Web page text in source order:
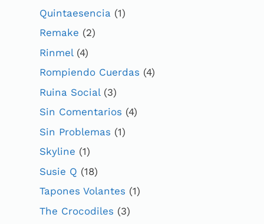
Quintaesencia (1)
Remake (2)
Rinmel(4)
Rompiendo Cuerdas (4)
Ruina Social(3)
Sin Comentarios (4)
Sin Problemas (1)
Skyline (1)
Susie Q (18)
Tapones Volantes (1)
The Crocodiles (3)